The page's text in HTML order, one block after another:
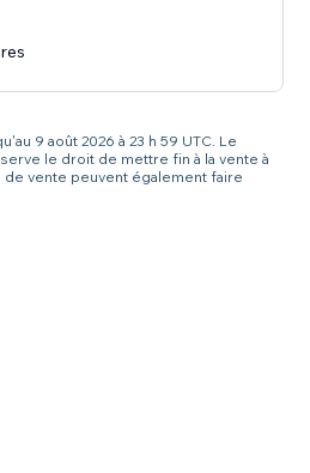
9 août 2026 à 23 h 59 UTC. Le
le droit de mettre fin à la vente à
vente peuvent également faire